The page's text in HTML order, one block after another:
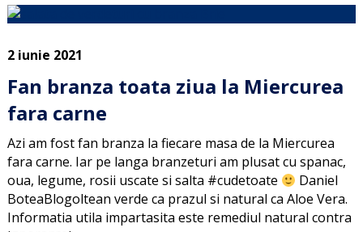
2 iunie 2021
Fan branza toata ziua la Miercurea
fara carne
Azi am fost fan branza la fiecare masa de la Miercurea
fara carne. Iar pe langa branzeturi am plusat cu spanac,
oua, legume, rosii uscate si salta #cudetoate
Daniel
BoteaBlogoltean verde ca prazul si natural ca Aloe Vera.
Informatia utila impartasita este remediul natural contra